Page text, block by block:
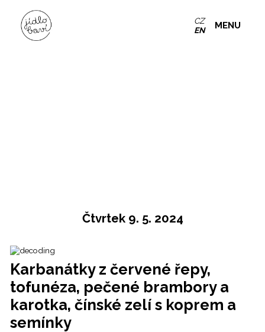
CZ
EN
MENU
Čtvrtek 9. 5. 2024
Karbanátky z červené řepy,
tofunéza, pečené brambory a
karotka, čínské zelí s koprem a
semínky